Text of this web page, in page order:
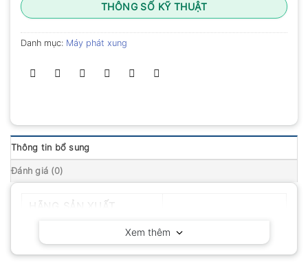
THÔNG SỐ KỸ THUẬT
Danh mục: Máy phát xung
Thông tin bổ sung
Đánh giá (0)
Xem thêm